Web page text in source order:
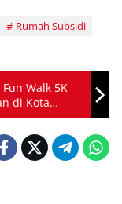
Rumah Subsidi
Walk 5K
di Kota